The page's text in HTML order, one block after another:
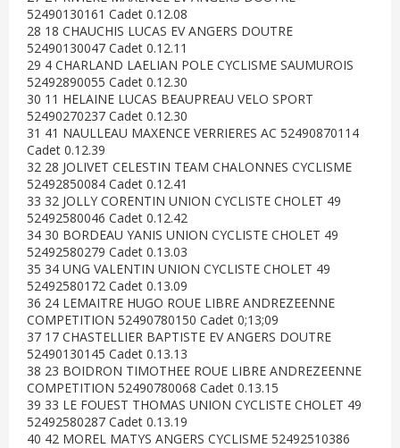
52490130161 Cadet 0.12.08
28 18 CHAUCHIS LUCAS EV ANGERS DOUTRE
52490130047 Cadet 0.12.11
29 4 CHARLAND LAELIAN POLE CYCLISME SAUMUROIS
52492890055 Cadet 0.12.30
30 11 HELAINE LUCAS BEAUPREAU VELO SPORT
52490270237 Cadet 0.12.30
31 41 NAULLEAU MAXENCE VERRIERES AC 52490870114
Cadet 0.12.39
32 28 JOLIVET CELESTIN TEAM CHALONNES CYCLISME
52492850084 Cadet 0.12.41
33 32 JOLLY CORENTIN UNION CYCLISTE CHOLET 49
52492580046 Cadet 0.12.42
34 30 BORDEAU YANIS UNION CYCLISTE CHOLET 49
52492580279 Cadet 0.13.03
35 34 UNG VALENTIN UNION CYCLISTE CHOLET 49
52492580172 Cadet 0.13.09
36 24 LEMAITRE HUGO ROUE LIBRE ANDREZEENNE
COMPETITION 52490780150 Cadet 0;13;09
37 17 CHASTELLIER BAPTISTE EV ANGERS DOUTRE
52490130145 Cadet 0.13.13
38 23 BOIDRON TIMOTHEE ROUE LIBRE ANDREZEENNE
COMPETITION 52490780068 Cadet 0.13.15
39 33 LE FOUEST THOMAS UNION CYCLISTE CHOLET 49
52492580287 Cadet 0.13.19
40 42 MOREL MATYS ANGERS CYCLISME 52492510386